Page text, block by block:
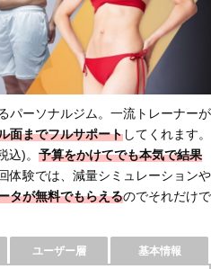
パーソナルジム。一流トレーナーが
面までフルサポートしてくれます。
込)。 予算をかけてでも本気で結果
体験では、減量シミュレーションや
タが無料でもらえるのでそれだけで
ユーザー層 基本情報